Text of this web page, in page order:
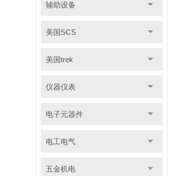
辅助设备
美国SCS
美国trek
仪器仪表
电子元器件
电工电气
五金机电